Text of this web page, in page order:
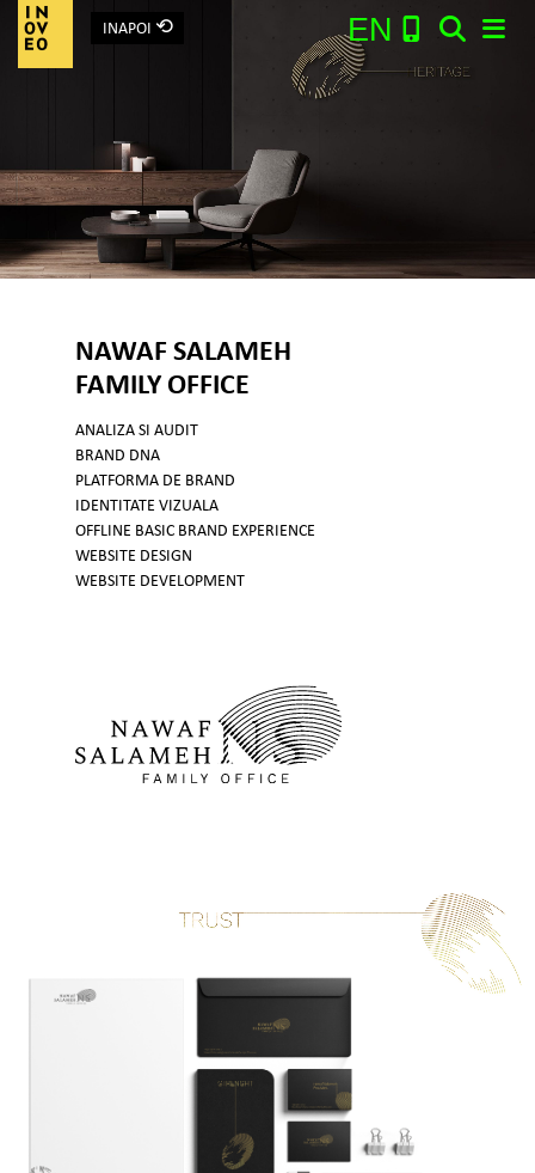
Main Navigation
INAPOI ⟲ EN
NAWAF SALAMEH
FAMILY OFFICE
ANALIZA SI AUDIT
BRAND DNA
PLATFORMA DE BRAND
IDENTITATE VIZUALA
OFFLINE BASIC BRAND EXPERIENCE
WEBSITE DESIGN
WEBSITE DEVELOPMENT